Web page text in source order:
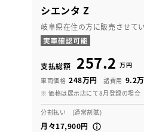
シエンタ Z
岐阜県在住の方に販売させて
支払総額 257.2 万円
車両価格 248万円 諸費用 9.2
※ 価格は展示店にて8月登録の場合
分割払い (通常割賦)
月々17,900円